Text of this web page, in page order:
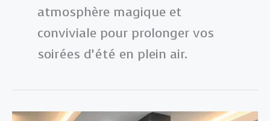
atmosphère magique et
conviviale pour prolonger vos
soirées d’été en plein air.